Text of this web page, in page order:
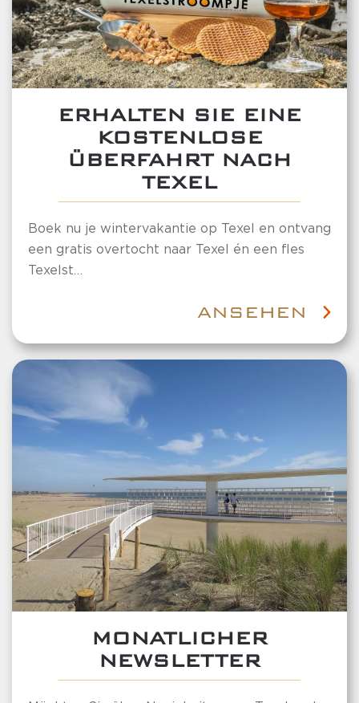
ERHALTEN SIE EINE
KOSTENLOSE
ÜBERFAHRT NACH
TEXEL
Boek nu je wintervakantie op Texel en ontvang
een gratis overtocht naar Texel én een fles
Texelst…
ANSEHEN
MONATLICHER
NEWSLETTER